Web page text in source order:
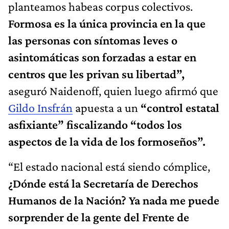
planteamos habeas corpus colectivos.
Formosa es la única provincia en la que
las personas con síntomas leves o
asintomáticas son forzadas a estar en
centros que les privan su libertad”,
aseguró Naidenoff, quien luego afirmó que
Gildo Insfrán apuesta a un “control estatal
asfixiante” fiscalizando “todos los
aspectos de la vida de los formoseños”.
“El estado nacional está siendo cómplice,
¿Dónde está la Secretaría de Derechos
Humanos de la Nación? Ya nada me puede
sorprender de la gente del Frente de